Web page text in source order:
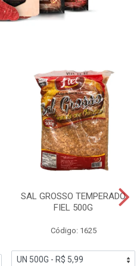
SAL GROSSO TEMPERADO
FIEL 500G
Código: 1625